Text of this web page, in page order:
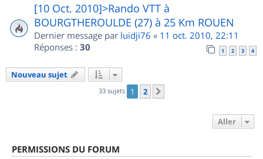
[10 Oct. 2010]>Rando VTT à
BOURGTHEROULDE (27) à 25 Km ROUEN
Dernier message par luidji76 « 11 oct. 2010, 22:11
Réponses : 30 1 2 3 4
Nouveau sujet
33 sujets 1 2
Aller
PERMISSIONS DU FORUM